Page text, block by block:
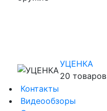
УЦЕНКА
20 товаров
Контакты
Видеообзоры